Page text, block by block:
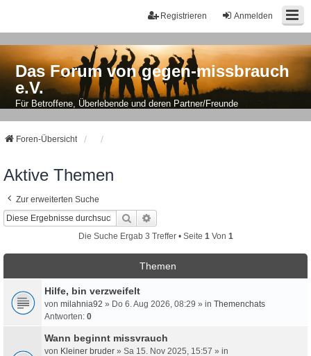
Anmelden
Registrieren
Das Forum von gegen-missbrauch
e.V.
Für Betroffene, Überlebende und deren Partner/Freunde
Foren-Übersicht
Aktive Themen
Zur erweiterten Suche
Suche
Die Suche Ergab 3 Treffer • Seite 1 Von 1
Themen
Hilfe, bin verzweifelt
von milahnia92 » Do 6. Aug 2026, 08:29 » in Themenchats
Antworten: 0
Wann beginnt missvrauch
von Kleiner bruder » Sa 15. Nov 2025, 15:57 » in